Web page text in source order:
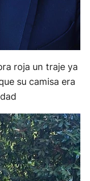
roja un traje ya
su camisa era